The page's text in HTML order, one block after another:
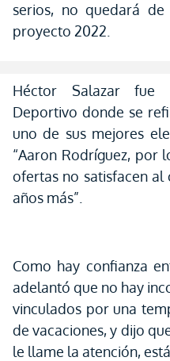
serios, no quedará
proyecto 2022.
Héctor Salazar fue
Deportivo donde se
uno de sus mejores
“Aaron Rodríguez, por
ofertas no satisfacen
años más”.
Como hay confianza
adelantó que no hay
vinculados por una
de vacaciones, y dijo
le llame la atención,